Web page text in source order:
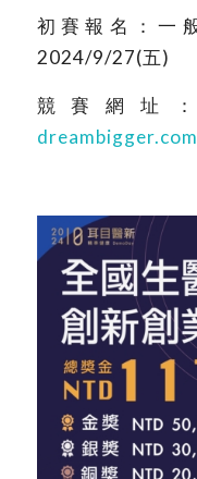
初賽報名：一
2024/9/27(五)
競賽網址：